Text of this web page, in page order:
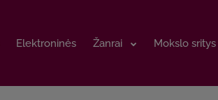
Elektroninės Žanrai Mokslo sritys
Elektroninės Žanrai Mokslo sritys